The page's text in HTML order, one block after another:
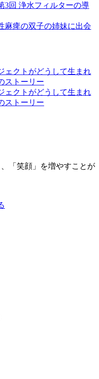
3回 浄水フィルターの導
麻痺の双子の姉妹に出会
ェクトがどうして生まれ
ストーリー
ェクトがどうして生まれ
ストーリー
「笑顔」を増やすことが